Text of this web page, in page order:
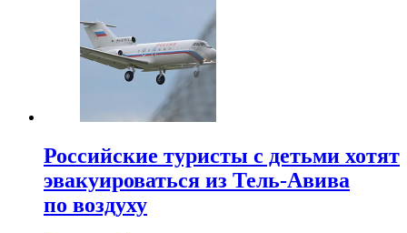
Российские туристы с детьми хотят
эвакуироваться из Тель-Авива
по воздуху